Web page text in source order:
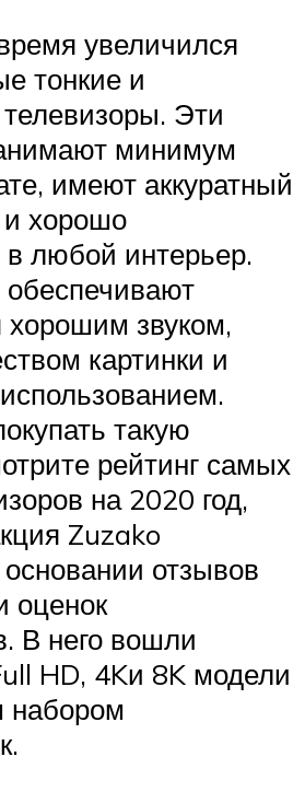
увеличился
тонкие и
телевизоры. Эти
минимум
имеют аккуратный
хорошо
любой интерьер.
хорошим звуком,
картинки и
такую
рейтинг самых
на 2020 год,
Zuzako
отзывов
оценок
В него вошли
HD, 4Kи 8K модели
набором